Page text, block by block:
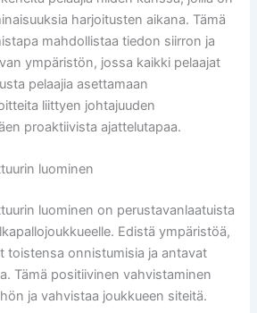
harjoitusten aikana. Tämä
mahdollistaa tiedon siirron ja
ympäristön, jossa kaikki pelaajat
pelaajia asettamaan
liittyen johtajuuden
proaktiivista ajattelutapaa.
luominen
luominen on perustavanlaatuista
Edistä ympäristöä,
toistensa onnistumisia ja antavat
Tämä positiivinen vahvistaminen
ja vahvistaa joukkueen siteitä.